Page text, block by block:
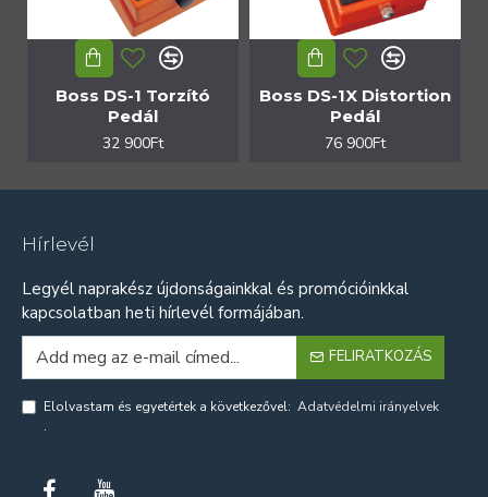
Boss DS-1 Torzító
Pedál
32 900Ft
Boss DS-1X Distortion
Pedál
76 900Ft
Hírlevél
Legyél naprakész újdonságainkkal és promócióinkkal
kapcsolatban heti hírlevél formájában.
FELIRATKOZÁS
Elolvastam és egyetértek a következővel: Adatvédelmi irányelvek
.